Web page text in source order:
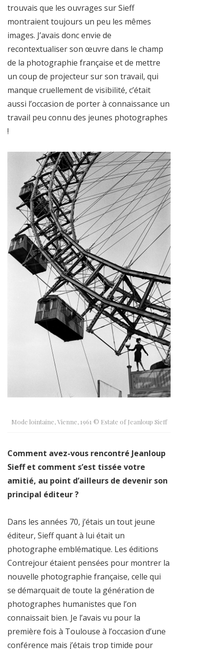
trouvais que les ouvrages sur Sieff
montraient toujours un peu les mêmes
images. J’avais donc envie de
recontextualiser son œuvre dans le champ
de la photographie française et de mettre
un coup de projecteur sur son travail, qui
manque cruellement de visibilité, c’était
aussi l’occasion de porter à connaissance un
travail peu connu des jeunes photographes
!
Mode lointaine, Vienne, 1961 © Estate of Jeanloup Sieff
Comment avez-vous rencontré Jeanloup
Sieff et comment s’est tissée votre
amitié, au point d’ailleurs de devenir son
principal éditeur ?
Dans les années 70, j’étais un tout jeune
éditeur, Sieff quant à lui était un
photographe emblématique. Les éditions
Contrejour étaient pensées pour montrer la
nouvelle photographie française, celle qui
se démarquait de toute la génération de
photographes humanistes que l’on
connaissait bien. Je l’avais vu pour la
première fois à Toulouse à l’occasion d’une
conférence mais j’étais trop timide pour